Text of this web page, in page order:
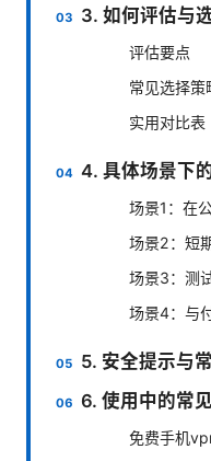
3. 如何评估与
评估要点
常见选择策
实用对比表
4. 具体场景下
场景1：在
场景2：短
场景3：测
场景4：与
5. 安全提示与
6. 使用中的常
免费手机